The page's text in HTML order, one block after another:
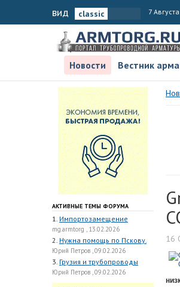
вид 7
Новости
Вестник
АКТИВНЫЕ ТЕМЫ ФОРУМА
1. Импортозамещение
mg.armtorg , 13.02.2026
2. Нужна помощь по Пскову.
Юрий Петров , 09.02.2026
3. Грузия и трубопроводы
Юрий Петров , 09.02.2026
16